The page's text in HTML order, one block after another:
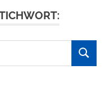
SUCHEN